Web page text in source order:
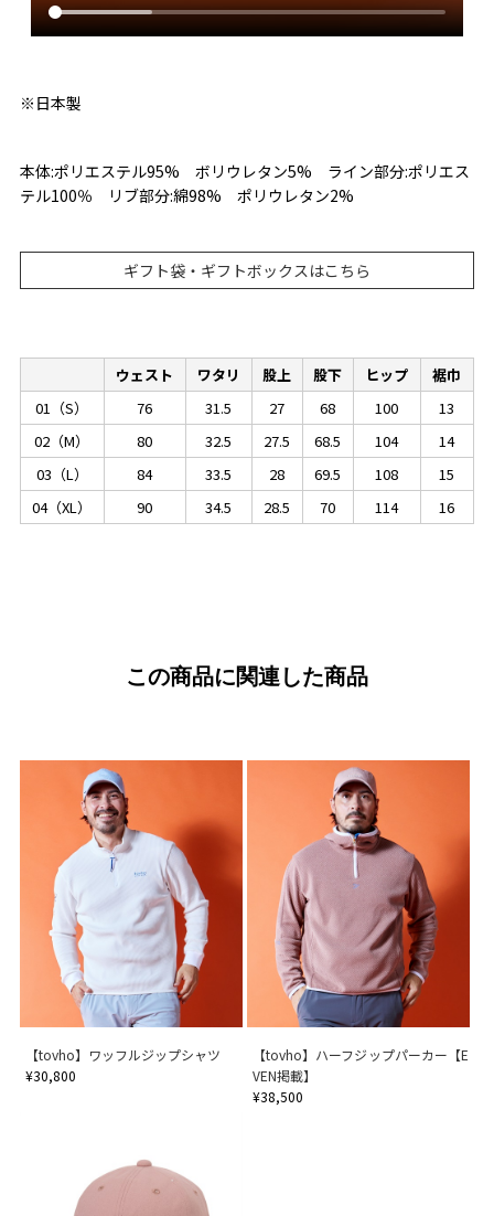
※日本製
本体:ポリエステル95% ボリウレタン5% ライン部分:ポリエス
テル100％ リブ部分:綿98% ポリウレタン2%
ギフト袋・ギフトボックスはこちら
ウェスト ワタリ 股上 股下 ヒップ
裾巾
01（S）
76 31.5 27 68 100
13
02（M）
80 32.5 27.5 68.5 104
14
03（L）
84 33.5 28 69.5 108
15
04（XL）
90 34.5 28.5 70 114 16
この商品に関連した商品
【tovho】ワッフルジップシャツ
¥30,800
【tovho】ハーフジップパーカー【E
VEN掲載】
¥38,500